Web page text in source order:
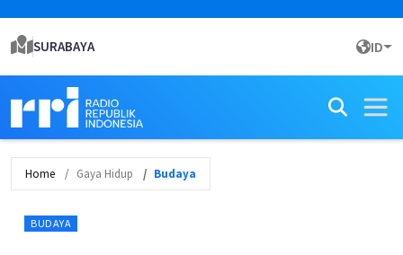
SURABAYA ID
Home Gaya Hidup Budaya
BUDAYA